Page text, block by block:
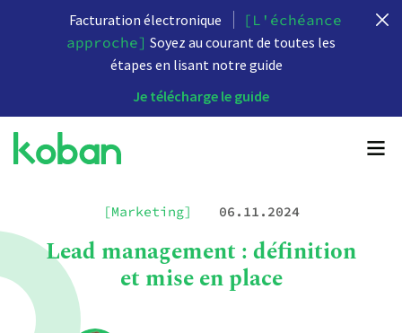
Facturation électronique
[L'échéance
approche] Soyez au courant de toutes les
étapes en lisant notre guide
Je télécharge le guide
[Marketing] 06.11.2024
Lead management : définition
et mise en place